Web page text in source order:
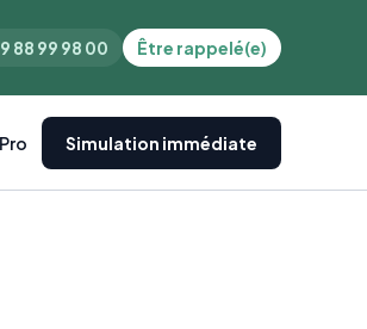
88 99 98 00 Être rappelé(e)
Simulation immédiate